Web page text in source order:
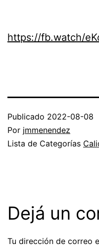
https://fb.watch/
Publicado 2022-08-08
Por jmmenendez
Lista de Categorías
Dejá un
Tu dirección de correo